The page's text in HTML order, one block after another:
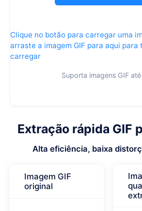
Clique no botão para carregar uma
arraste a imagem GIF para aqui para
carregar
Suporta imagens GIF até
Extração rápida GIF
Alta eficiência, baixa
Imagem GIF
original